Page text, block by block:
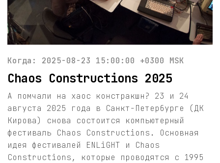
Когда: 2025-08-23 15:00:00 +0300 MSK
Chaos Constructions 2025
А помчали на хаос констракшн? 23 и 24
августа 2025 года в Санкт-Петербурге (ДК
Кирова) снова состоится компьютерный
фестиваль Chaos Constructions. Основная
идея фестивалей ENLiGHT и Chaos
Constructions, которые проводятся с 1995